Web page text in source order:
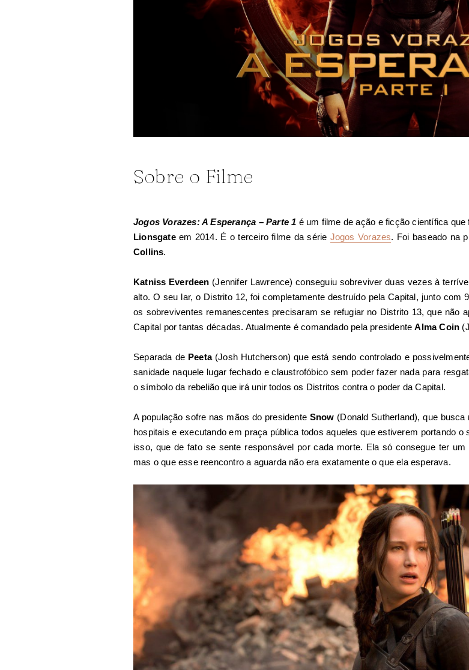
Sobre o Filme
Jogos Vorazes: A Esperança – Parte 1 é um filme de ação e ficção científica que
Lionsgateem 2014. É o terceiro filme da série Jogos Vorazes. Foi baseado na
Collins.
Katniss Everdeen (Jennifer Lawrence) conseguiu sobreviver duas vezes à
alto. O seu lar, o Distrito 12, foi completamente destruído pela Capital, junto com
os sobreviventes remanescentes precisaram se refugiar no Distrito 13, que não
Capital por tantas décadas. Atualmente é comandado pela presidenteAlma Coin
Separada de Peeta(Josh Hutcherson) que está sendo controlado e
sanidade naquele lugar fechado e claustrofóbico sem poder fazer nada para
o símbolo da rebelião que irá unir todos os Distritos contra o poder da Capital.
A população sofre nas mãos do presidente Snow (Donald Sutherland), que
hospitais e executando em praça pública todos aqueles que estiverem portando
isso, que de fato se sente responsável por cada morte. Ela só consegue ter
mas o que esse reencontro a aguarda não era exatamente o que ela esperava.